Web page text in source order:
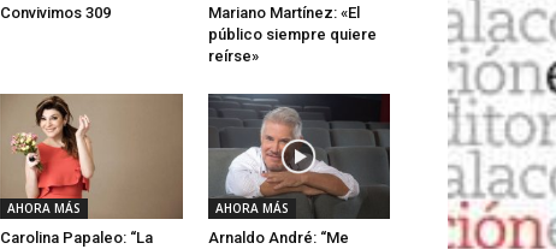
Convivimos 309
Mariano Martínez: «El
público siempre quiere
reírse»
AHORA MÁS
Carolina Papaleo: “La
AHORA MÁS
Arnaldo André: “Me